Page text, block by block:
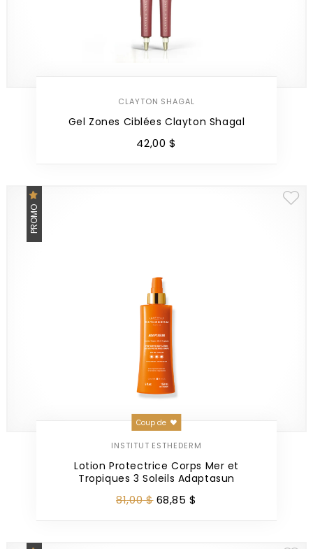
CLAYTON SHAGAL
Gel Zones Ciblées Clayton Shagal
42,00 $
PROMO
INSTITUT ESTHEDERM
Lotion Protectrice Corps Mer et
Tropiques 3 Soleils Adaptasun
Coup de
81,00$ 68,85 $